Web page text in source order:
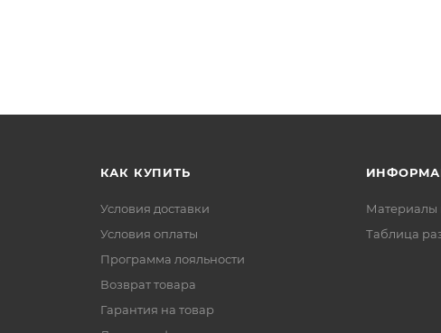
КАК КУПИТЬ
Условия доставки
Условия оплаты
Программа лояльности
Возврат товара
Гарантия на товар
Материалы
Таблица